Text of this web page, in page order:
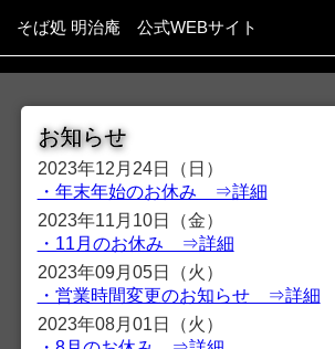
そば処 明治庵 公式WEBサイト
お知らせ
2023年12月24日（日）
・年末年始のお休み ⇒詳細
2023年11月10日（金）
・11月のお休み ⇒詳細
2023年09月05日（火）
・営業時間変更のお知らせ ⇒詳細
2023年08月01日（火）